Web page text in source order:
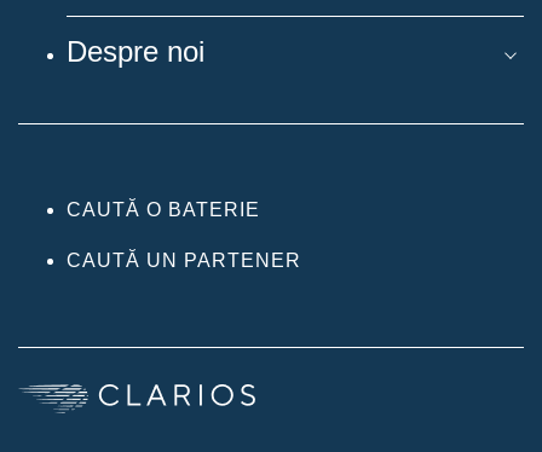
Despre noi
CAUTĂ O BATERIE
CAUTĂ UN PARTENER